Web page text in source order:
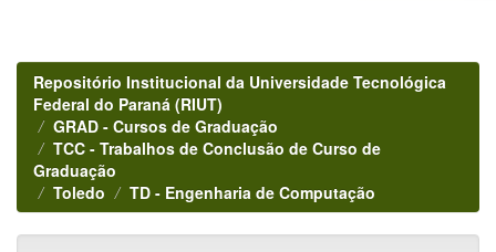
Repositório Institucional da Universidade Tecnológica
Federal do Paraná (RIUT)
GRAD - Cursos de Graduação
TCC - Trabalhos de Conclusão de Curso de
Graduação
Toledo
TD - Engenharia de Computação